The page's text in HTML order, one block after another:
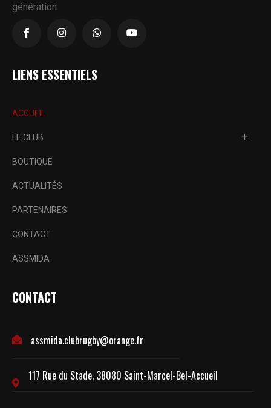
génération
LIENS ESSENTIELS
ACCUEIL
LE CLUB
BOUTIQUE
ACTUALITÉS
PARTENAIRES
CONTACT
ASSMIDA
CONTACT
assmida.clubrugby@orange.fr
117 Rue du Stade, 38080 Saint-Marcel-Bel-Accueil